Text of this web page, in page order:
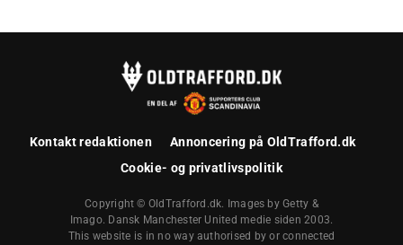
Kontakt redaktionen
Annoncering på OldTrafford.dk
Cookie- og privatlivspolitik
Copyright © OldTrafford.dk. Images by Getty &
Imago. Dansk Manchester United medie siden 2003.
This website is in no way authorised by or connected